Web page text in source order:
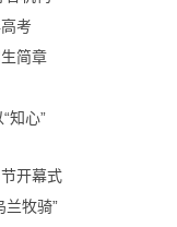
考
简章
知心”
开幕式
兰牧骑”